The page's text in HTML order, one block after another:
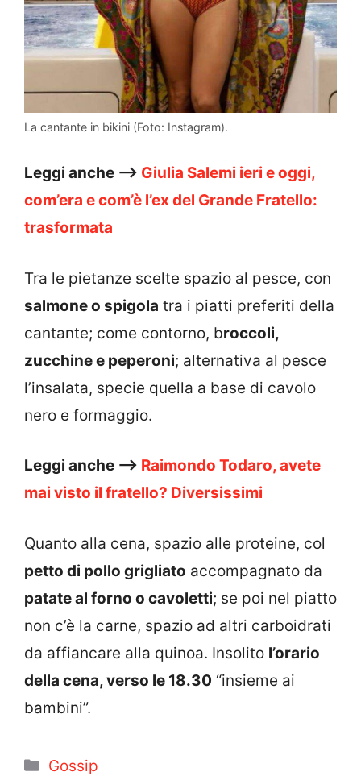
La cantante in bikini (Foto: Instagram).
Leggi anche –> Giulia Salemi ieri e oggi,
com’era e com’è l’ex del Grande Fratello:
trasformata
Tra le pietanze scelte spazio al pesce, con
salmone o spigola tra i piatti preferiti della
cantante; come contorno, broccoli,
zucchine e peperoni; alternativa al pesce
l’insalata, specie quella a base di cavolo
nero e formaggio.
Leggi anche –> Raimondo Todaro, avete
mai visto il fratello? Diversissimi
Quanto alla cena, spazio alle proteine, col
petto di pollo grigliato accompagnato da
patate al forno o cavoletti; se poi nel piatto
non c’è la carne, spazio ad altri carboidrati
da affiancare alla quinoa. Insolito l’orario
della cena, verso le 18.30 “insieme ai
bambini”.
Categorie
Gossip